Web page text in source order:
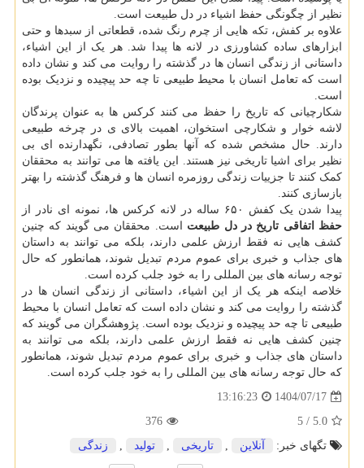
نظیر از چگونگی حفظ اشیاء در دل طبیعت است.
علاوه بر کفش، تکه هایی از چرم رنگ شده، قطعاتی از سبدها و حتی
ابزارهای ساده کشاورزی در لانه ها پیدا شد. هر یک از این اشیاء،
داستانی از زندگی انسان ها در گذشته را روایت می کند و نشان داده
است که تعامل انسان با محیط طبیعی تا چه حد پیچیده و نزدیک بوده
است.
شکارچیانی که تاریخ را حفظ می کنند کرکس ها به عنوان پرندگان
لاشه خوار و شکارچی استخوان، اهمیت بالای ی در چرخه طبیعی
دارند. حال مشخص شده که آنها بطور تصادفی، نگهدارنده ای بی
نظیر برای اشیا تاریخی نیز هستند. این یافته ها می توانند به محققان
کمک کنند تا جزییات زندگی روزمره انسان ها و فرهنگ گذشته را بهتر
بازسازی کنند.
پیدا شدن یک کفش ۶۵۰ ساله در لانه کرکس ها، نمونه ای نادر از
حفظ اتفاقی تاریخ در دل طبیعت است. محققان می گویند که چنین
کشف هایی نه فقط ارزش علمی دارند، بلکه می توانند به داستان
های جذاب و خبری برای عموم مردم تبدیل شوند، همانطور که حال
توجه رسانه های بین المللی را به خود جلب کرده است.
خلاصه اینکه هر یک از این اشیاء، داستانی از زندگی انسان ها در
گذشته را روایت می کند و نشان داده است که تعامل انسان با محیط
طبیعی تا چه حد پیچیده و نزدیک بوده است. پژوهشگران می گویند که
چنین کشف هایی نه فقط ارزش علمی دارند، بلکه می توانند به
داستان های جذاب و خبری برای عموم مردم تبدیل شوند، همانطور
که حال توجه رسانه های بین المللی را به خود جلب کرده است.
1404/07/17
13:16:23
5.0
/
5
376
تگهای خبر:
آنلاین , تاریخی , تولید , زندگی